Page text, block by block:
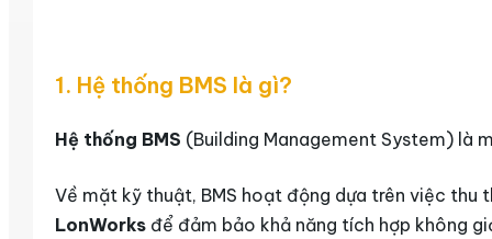
1. Hệ thống BMS là gì?
Hệ thống BMS (Building Management System) là
Về mặt kỹ thuật, BMS hoạt động dựa trên việc thu
LonWorks để đảm bảo khả năng tích hợp không